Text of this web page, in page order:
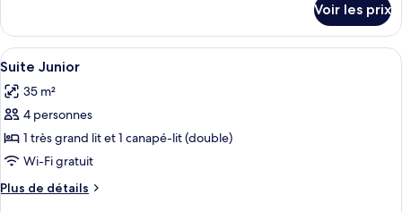
chambres,
cuisine
le
type
de
Suite,
2
cuisine
Voir les prix
Afficher
toutes
les
photos
pour
ce
type
de
Une chambre d’hôtel avec un
4
Suite Junior
35 m²
4 personnes
1 très grand lit et 1 canapé-lit (double)
Wi-Fi gratuit
Plus de détails
Plus